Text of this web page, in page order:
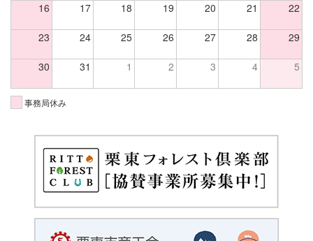
16 17 18 19 20 21 22
23 24 25 26 27 28 29
30 31 1 2 3 4 5
事務局休み